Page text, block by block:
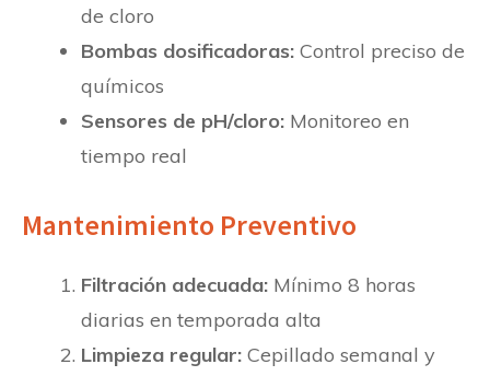
de cloro
Bombas dosificadoras: Control preciso de
químicos
Sensores de pH/cloro: Monitoreo en
tiempo real
Mantenimiento Preventivo
Filtración adecuada: Mínimo 8 horas
diarias en temporada alta
Limpieza regular: Cepillado semanal y